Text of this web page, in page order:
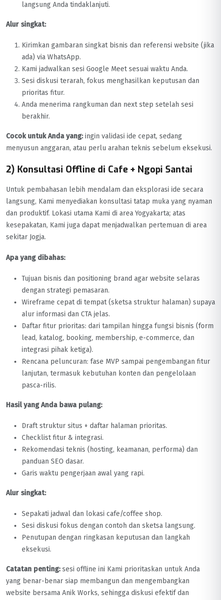
langsung Anda tindaklanjuti.
Alur singkat:
Kirimkan gambaran singkat bisnis dan referensi website (jika
ada) via WhatsApp.
Kami jadwalkan sesi Google Meet sesuai waktu Anda.
Sesi diskusi terarah, fokus menghasilkan keputusan dan
prioritas fitur.
Anda menerima rangkuman dan next step setelah sesi
berakhir.
Cocok untuk Anda yang:ingin validasi ide cepat, sedang
menyusun anggaran, atau perlu arahan teknis sebelum eksekusi.
2) Konsultasi Offline di Cafe + Ngopi Santai
Untuk pembahasan lebih mendalam dan eksplorasi ide secara
langsung, Kami menyediakan konsultasi tatap muka yang nyaman
dan produktif. Lokasi utama Kami di area Yogyakarta; atas
kesepakatan, Kami juga dapat menjadwalkan pertemuan di area
sekitar Jogja.
Apa yang dibahas:
Tujuan bisnis dan positioning brand agar website selaras
dengan strategi pemasaran.
Wireframe cepat di tempat (sketsa struktur halaman) supaya
alur informasi dan CTA jelas.
Daftar fitur prioritas: dari tampilan hingga fungsi bisnis (form
lead, katalog, booking, membership, e-commerce, dan
integrasi pihak ketiga).
Rencana peluncuran: fase MVP sampai pengembangan fitur
lanjutan, termasuk kebutuhan konten dan pengelolaan
pasca-rilis.
Hasil yang Anda bawa pulang:
Draft struktur situs + daftar halaman prioritas.
Checklist fitur & integrasi.
Rekomendasi teknis (hosting, keamanan, performa) dan
panduan SEO dasar.
Garis waktu pengerjaan awal yang rapi.
Alur singkat:
Sepakati jadwal dan lokasi cafe/coffee shop.
Sesi diskusi fokus dengan contoh dan sketsa langsung.
Penutupan dengan ringkasan keputusan dan langkah
eksekusi.
Catatan penting:sesi offline ini Kami prioritaskan untuk Anda
yang benar-benar siap membangun dan mengembangkan
website bersama Anik Works, sehingga diskusi efektif dan